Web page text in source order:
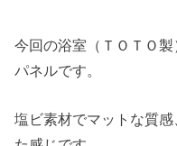
今回の浴室（ＴＯＴＯ
パネルです。
塩ビ素材でマットな質